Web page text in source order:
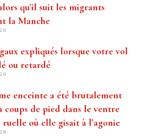
qu’il suit les migrants
la Manche
expliqués lorsque votre vol
ou retardé
enceinte a été brutalement
coups de pied dans le ventre
ruelle où elle gisait à l’agonie